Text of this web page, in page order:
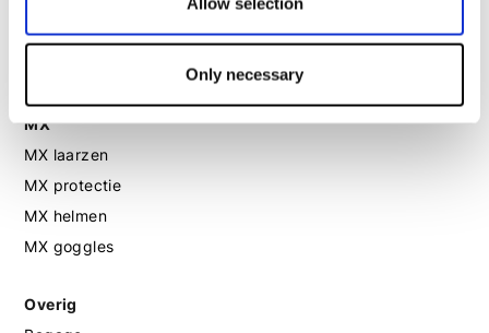
Only necessary
Motorschoenen dames
MX
MX laarzen
MX protectie
MX helmen
MX goggles
Overig